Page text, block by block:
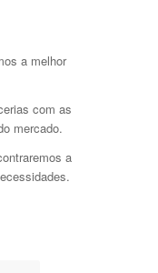
a melhor
com as
mercado.
a